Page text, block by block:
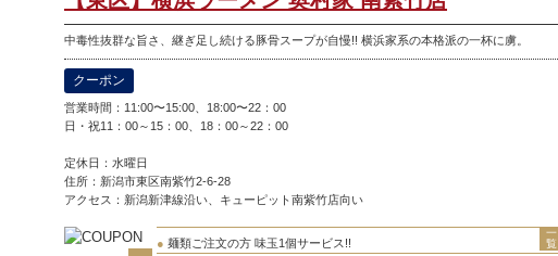
中毒性抜群な旨さ、継ぎ足し続ける豚骨スープが自慢!! 横浜家系の本格派の一杯に虜。
クーポン
営業時間：11:00〜15:00、18:00〜22：00
日・祝11：00～15：00、18：00～22：00
定休日： 水曜日
住所：新潟市東区南紫竹2-6-28
アクセス：新潟新津線沿い、キューピット南紫竹店向い
● 麺類ご注文の方 味玉1個サービス!!
一
覧